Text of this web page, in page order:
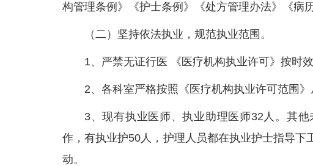
构管理条例》《护士条例》《处方管理办法》《病
（二）坚持依法执业，规范执业范围。
1、严禁无证行医 《医疗机构执业许可》按时效
2、各科室严格按照《医疗机构执业许可范围
3、现有执业医师、执业助理医师32人。其
作，有执业护50人，护理人员都在执业护士指导
动。